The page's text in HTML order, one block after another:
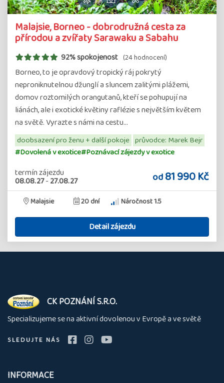
Malajsie, Borneo - dobrodružná cesta za
přírodou a zvířaty Sarawaku a Sabahu
92% spokojenost (24 hodnocení)
Borneo, to je opravdový tropický ráj pokrytý
neproniknutelnou džunglí a sluncem zalitými plážemi,
domov roztomilých orangutanů, kteří se pohupují na
liánách, ale i exotické květiny raflézie s největším květem
na světě. Vyrazte s námi na cestu…
doobsazení pro ženu + další pokoje průvodce: Marek Bejr
#Dovolená v exotice#Poznávací zájezdy v exotice
termín zájezdu
08.08.27-27.08.27 od81 990 Kč
Malajsie 20 dní Náročnost 1.5
Detail zájezdu
O
nás
CK POZNÁNÍ S.R.O.
Specializujeme se na aktivní dovolenou v Evropě a ve světě
SLEDUJTE NÁS
INFORMACE